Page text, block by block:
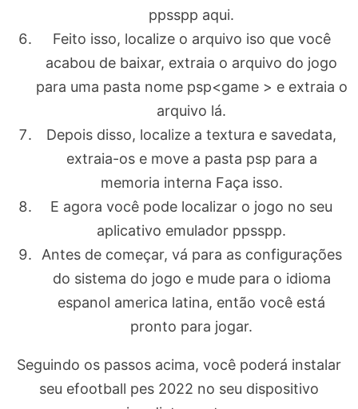
ppsspp aqui.
Feito isso, localize o arquivo iso que você
acabou de baixar, extraia o arquivo do jogo
para uma pasta nome psp<game > e extraia o
arquivo lá.
Depois disso, localize a textura e savedata,
extraia-os e move a pasta psp para a
memoria interna Faça isso.
E agora você pode localizar o jogo no seu
aplicativo emulador ppsspp.
Antes de começar, vá para as configurações
do sistema do jogo e mude para o idioma
espanol america latina, então você está
pronto para jogar.
Seguindo os passos acima, você poderá instalar
seu efootball pes 2022 no seu dispositivo